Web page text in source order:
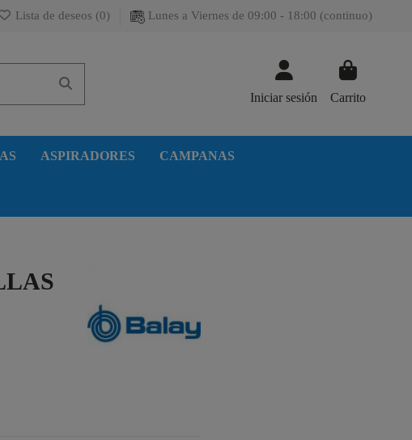
Lista de deseos (0) Lunes a Viernes de 09:00 - 18:00 (continuo)
Iniciar sesión Carrito
ASPIRADORES CAMPANAS